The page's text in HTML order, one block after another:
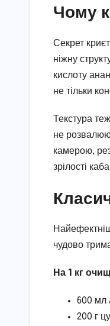
Чому
Секрет
ніжну
кислоту
не тільки
Текстура
не
камерою,
зрілості
чудово
На 1 кг
600 мл
200 г